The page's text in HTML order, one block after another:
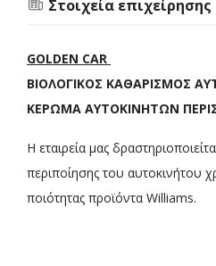
Στοιχεία επιχείρησης
GOLDEN CAR
ΒΙΟΛΟΓΙΚΟΣ ΚΑΘΑΡΙΣΜΟΣ
ΚΕΡΩΜΑ ΑΥΤΟΚΙΝΗΤΩΝ
Η εταιρεία μας
περιποίησης του αυτοκινήτου
ποιότητας προϊόντα Williams.